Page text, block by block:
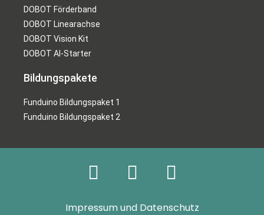
DOBOT Förderband
DOBOT Linearachse
DOBOT Vision Kit
DOBOT AI-Starter
Bildungspakete
Funduino Bildungspaket 1
Funduino Bildungspaket 2
Impressum und Datenschutz